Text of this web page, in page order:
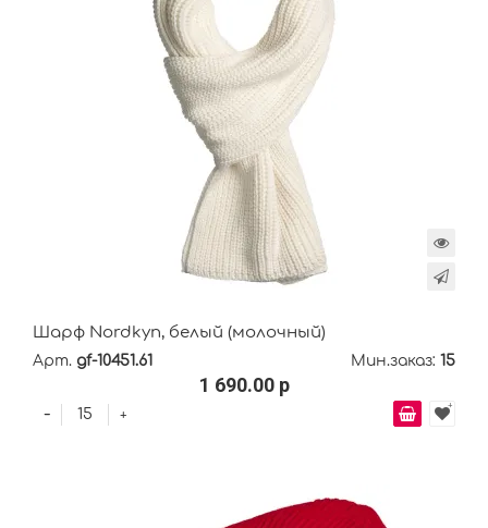
Шарф Nordkyn, белый (молочный)
Арт. gf-10451.61 Мин.заказ: 15
1 690.00 р
+
-